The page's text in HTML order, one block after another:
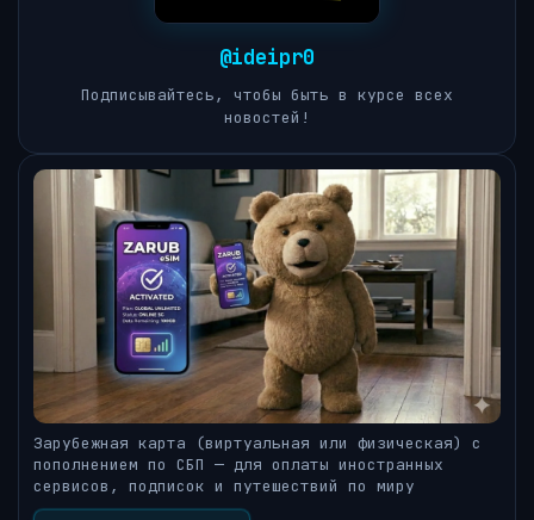
@ideipr0
Подписывайтесь, чтобы быть в курсе всех
новостей!
Зарубежная карта (виртуальная или физическая) с
пополнением по СБП — для оплаты иностранных
сервисов, подписок и путешествий по миру